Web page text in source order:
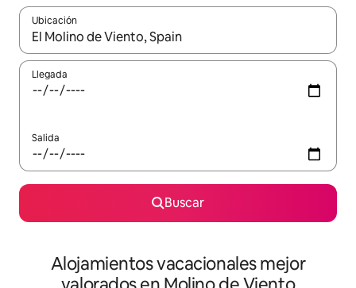
Ubicación
Cuando los resultados estén disponibles, navega con las
Llegada
Salida
Buscar
Alojamientos vacacionales mejor